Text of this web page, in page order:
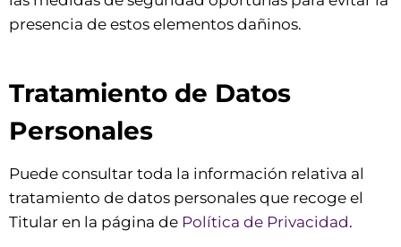
presencia de estos elementos dañinos.
Tratamiento de Datos
Personales
Puede consultar toda la información relativa al
tratamiento de datos personales que recoge el
Titular en la página de Política de Privacidad.